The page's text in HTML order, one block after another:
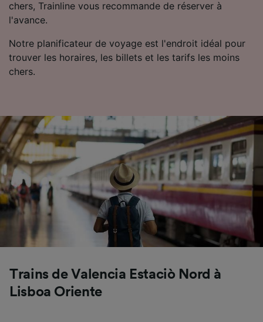
chers, Trainline vous recommande de réserver à
l'avance.
Notre planificateur de voyage est l'endroit idéal pour
trouver les horaires, les billets et les tarifs les moins
chers.
Trains de Valencia Estaciò Nord à
Lisboa Oriente
informations sur un appareil. Publicités et
contenu personnalisés, mesure de
études d’audience et développement de
services.
Liste de nos partenaires (fournisseurs)